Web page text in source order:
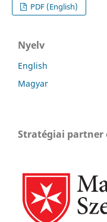
PDF (English)
Nyelv
English
Magyar
Stratégiai partner